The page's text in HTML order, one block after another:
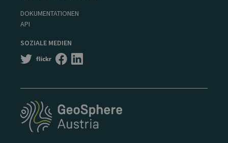
DOKUMENTATIONEN
API
SOZIALE MEDIEN